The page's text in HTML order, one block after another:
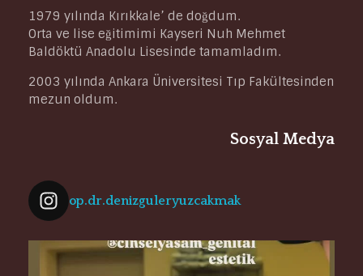
1979 yılında Kırıkkale’ de doğdum.
Orta ve lise eğitimimi Kayseri Nuh Mehmet
Baldöktü Anadolu Lisesinde tamamladım.
2003 yılında Ankara Üniversitesi Tıp Fakültesinden
mezun oldum.
Sosyal Medya
op.dr.denizguleryuzcakmak